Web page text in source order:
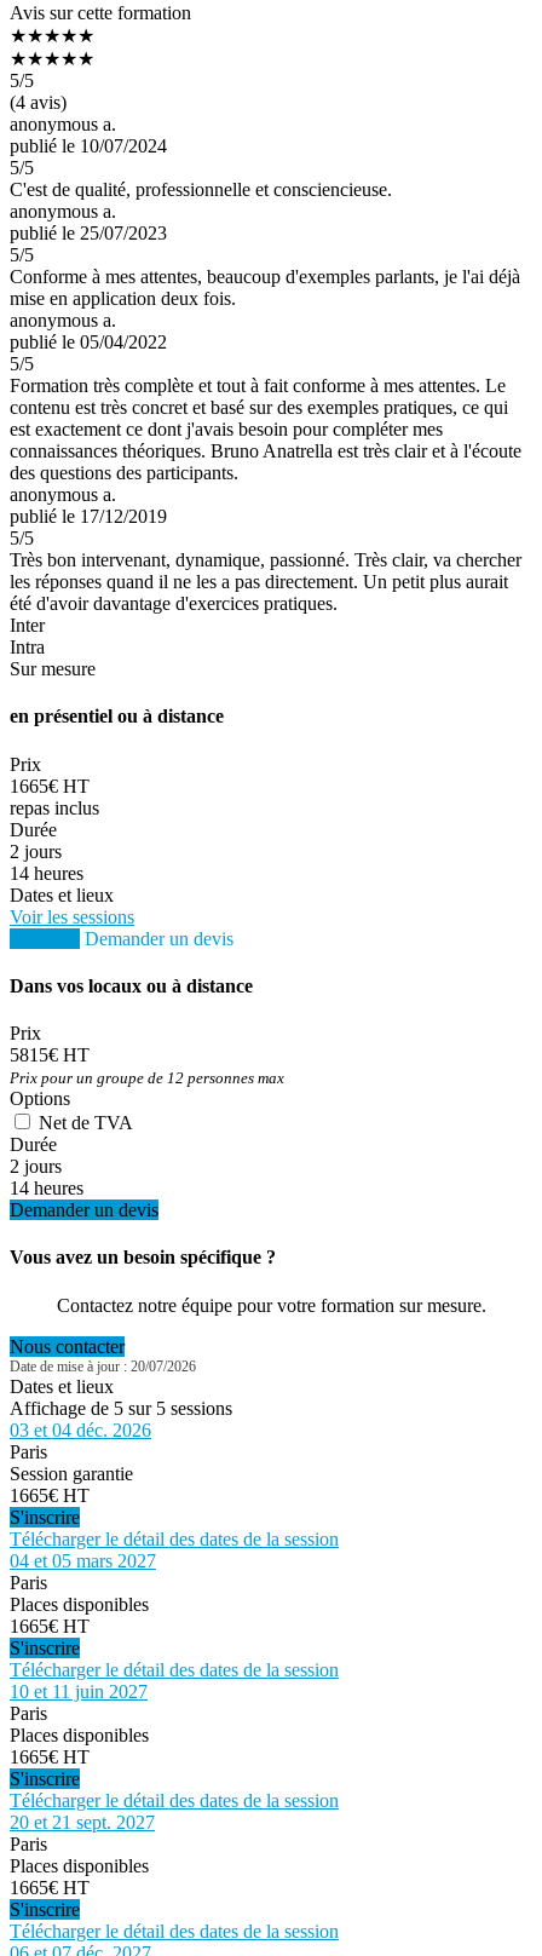
Avis sur cette formation
★★★★★
★★★★★
5/5
(4 avis)
anonymous a.
publié le 10/07/2024
5/5
C'est de qualité, professionnelle et consciencieuse.
anonymous a.
publié le 25/07/2023
5/5
Conforme à mes attentes, beaucoup d'exemples parlants, je l'ai déjà
mise en application deux fois.
anonymous a.
publié le 05/04/2022
5/5
Formation très complète et tout à fait conforme à mes attentes. Le
contenu est très concret et basé sur des exemples pratiques, ce qui
est exactement ce dont j'avais besoin pour compléter mes
connaissances théoriques. Bruno Anatrella est très clair et à l'écoute
des questions des participants.
anonymous a.
publié le 17/12/2019
5/5
Très bon intervenant, dynamique, passionné. Très clair, va chercher
les réponses quand il ne les a pas directement. Un petit plus aurait
été d'avoir davantage d'exercices pratiques.
Inter
Intra
Sur mesure
en présentiel ou à distance
Prix
1665€ HT
repas inclus
Durée
2 jours
14 heures
Dates et lieux
Voir les sessions
Demander un devis
Dans vos locaux ou à distance
Prix
5815€ HT
Prix pour un groupe de 12 personnes max
Options
Net de TVA
Durée
2 jours
14 heures
Demander un devis
Vous avez un besoin spécifique ?
Contactez notre équipe pour votre formation sur mesure.
Nous contacter
Date de mise à jour : 20/07/2026
Dates et lieux
Affichage de 5 sur 5 sessions
03 et 04 déc. 2026
Paris
Session garantie
1665€ HT
S'inscrire
Télécharger le détail des dates de la session
04 et 05 mars 2027
Paris
Places disponibles
1665€ HT
S'inscrire
Télécharger le détail des dates de la session
10 et 11 juin 2027
Paris
Places disponibles
1665€ HT
S'inscrire
Télécharger le détail des dates de la session
20 et 21 sept. 2027
Paris
Places disponibles
1665€ HT
S'inscrire
Télécharger le détail des dates de la session